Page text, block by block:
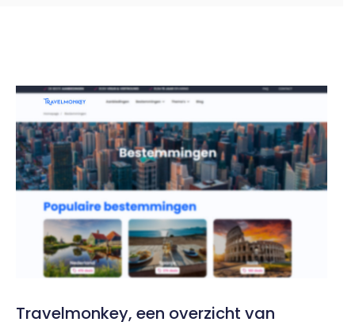
Travelmonkey, een overzicht van